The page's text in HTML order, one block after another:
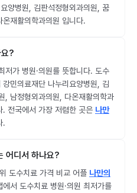
양병원, 김판석정형외과의원, 꿈
재활의학과의원 입니다.
?
저가 병원·의원를 뜻합니다. 도수
민의료재단 나누리요양병원, 김
, 남정형외과의원, 다온재활의학과
전국에서 가장 저렴한 곳은 나만
.
어디서 하나요?
도수치료 가격 비교 어플 나만의
에서 도수치료 병원·의원 최저가를